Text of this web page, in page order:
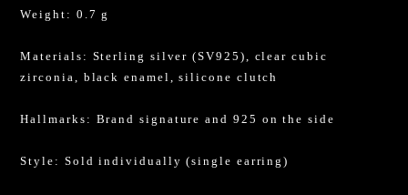
Weight: 0.7 g
Materials: Sterling silver (SV925), clear cubic
zirconia, black enamel, silicone clutch
Hallmarks: Brand signature and 925 on the side
Style: Sold individually (single earring)